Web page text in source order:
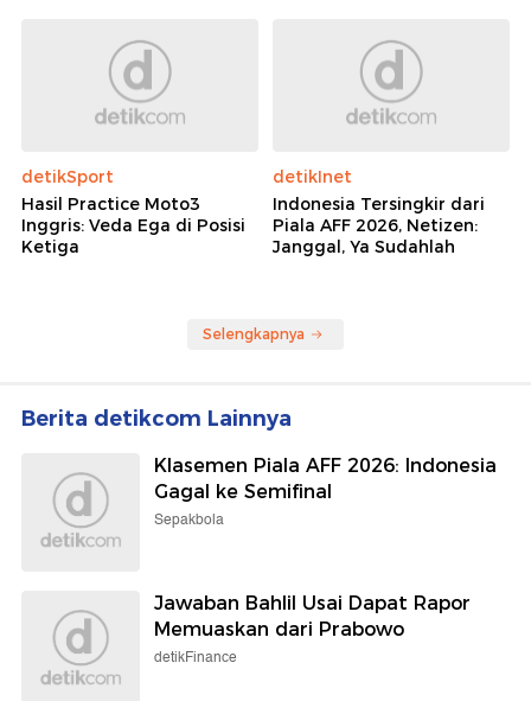
detikSport
Hasil Practice Moto3
Inggris: Veda Ega di Posisi
Ketiga
detikInet
Indonesia Tersingkir dari
Piala AFF 2026, Netizen:
Janggal, Ya Sudahlah
Selengkapnya
Berita detikcom Lainnya
Klasemen Piala AFF 2026: Indonesia
Gagal ke Semifinal
Sepakbola
Jawaban Bahlil Usai Dapat Rapor
Memuaskan dari Prabowo
detikFinance